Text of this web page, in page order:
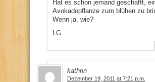
Hat es schon jemand geschafft,
Avokadopflanze zum blühen zu
Wenn ja, wie?
LG
kathrin
Dezember 19, 2011 at 7:21 p.m.